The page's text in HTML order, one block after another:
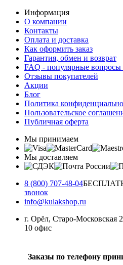
Информация
О компании
Контакты
Оплата и доставка
Как оформить заказ
Гарантия, обмен и возврат
FAQ - популярные вопросы
Отзывы покупателей
Акции
Блог
Политика
Пользовательское
Публичная оферта
Мы принимаем
Мы доставляем
8 (800) 707-48-04
звонок
info@kulakshop.ru
г. Орёл, Старо-
10 офис
Заказы по телефону